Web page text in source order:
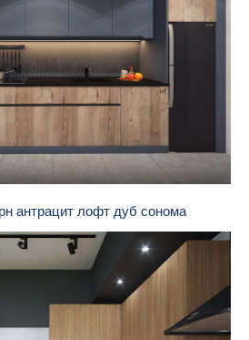
антрацит лофт дуб сонома